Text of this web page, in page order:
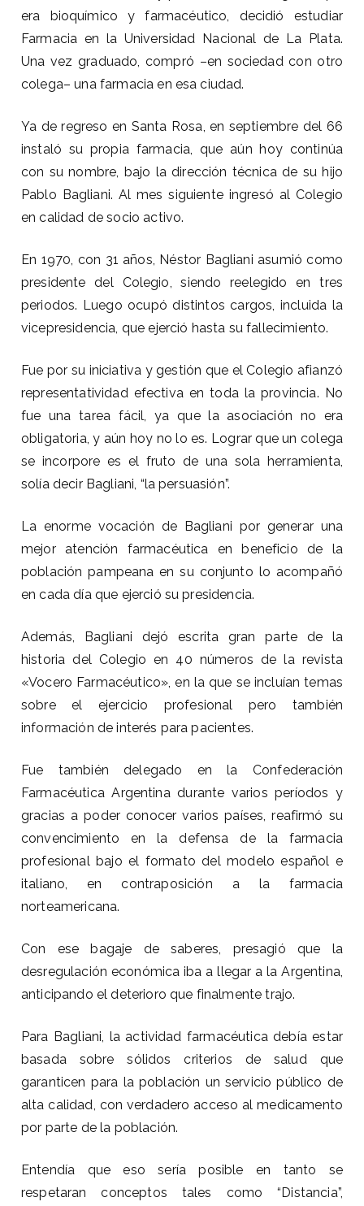
era bioquímico y farmacéutico, decidió estudiar
Farmacia en la Universidad Nacional de La Plata.
Una vez graduado, compró –en sociedad con otro
colega– una farmacia en esa ciudad.
Ya de regreso en Santa Rosa, en septiembre del 66
instaló su propia farmacia, que aún hoy continúa
con su nombre, bajo la dirección técnica de su hijo
Pablo Bagliani. Al mes siguiente ingresó al Colegio
en calidad de socio activo.
En 1970, con 31 años, Néstor Bagliani asumió como
presidente del Colegio, siendo reelegido en tres
periodos. Luego ocupó distintos cargos, incluida la
vicepresidencia, que ejerció hasta su fallecimiento.
Fue por su iniciativa y gestión que el Colegio afianzó
representatividad efectiva en toda la provincia. No
fue una tarea fácil, ya que la asociación no era
obligatoria, y aún hoy no lo es. Lograr que un colega
se incorpore es el fruto de una sola herramienta,
solía decir Bagliani, “la persuasión”.
La enorme vocación de Bagliani por generar una
mejor atención farmacéutica en beneficio de la
población pampeana en su conjunto lo acompañó
en cada día que ejerció su presidencia.
Además, Bagliani dejó escrita gran parte de la
historia del Colegio en 40 números de la revista
«Vocero Farmacéutico», en la que se incluían temas
sobre el ejercicio profesional pero también
información de interés para pacientes.
Fue también delegado en la Confederación
Farmacéutica Argentina durante varios períodos y
gracias a poder conocer varios países, reafirmó su
convencimiento en la defensa de la farmacia
profesional bajo el formato del modelo español e
italiano, en contraposición a la farmacia
norteamericana.
Con ese bagaje de saberes, presagió que la
desregulación económica iba a llegar a la Argentina,
anticipando el deterioro que finalmente trajo.
Para Bagliani, la actividad farmacéutica debía estar
basada sobre sólidos criterios de salud que
garanticen para la población un servicio público de
alta calidad, con verdadero acceso al medicamento
por parte de la población.
Entendía que eso sería posible en tanto se
respetaran conceptos tales como “Distancia”,